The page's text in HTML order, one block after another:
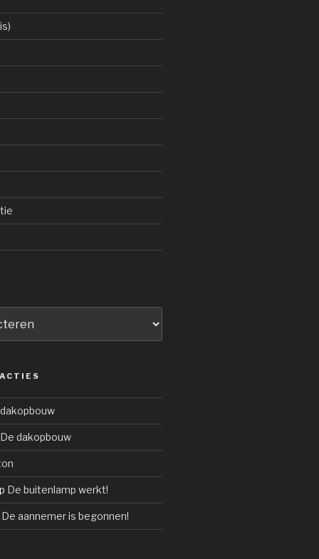
De dakopbouw
De buitenlamp werkt!
De aannemer is begonnen!